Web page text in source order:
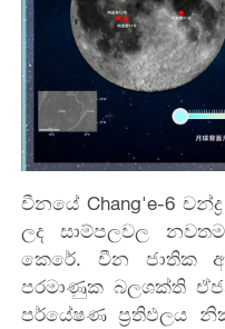
චීනයේ Chang'e-6
ලද සාම්පලවල
කෙරේ. චීන ජාතික
පරමාණුක බලශක්ති
පර්යේෂණ ප්‍රතිඵලය